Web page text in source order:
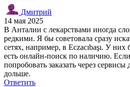
Дмитрий
14 мая 2025
В Анталии с лекарствами иногда
редкими. Я бы советовала сразу
сетях, например, в Eczacıbaşı. У
есть онлайн-поиск по наличию.
попробовать заказать через сервисы
дольше.
Ответить